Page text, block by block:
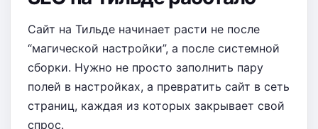
Сайт на Тильде начинает расти не после
“магической настройки”, а после системной
сборки. Нужно не просто заполнить пару
полей в настройках, а превратить сайт в сеть
страниц, каждая из которых закрывает свой
спрос.